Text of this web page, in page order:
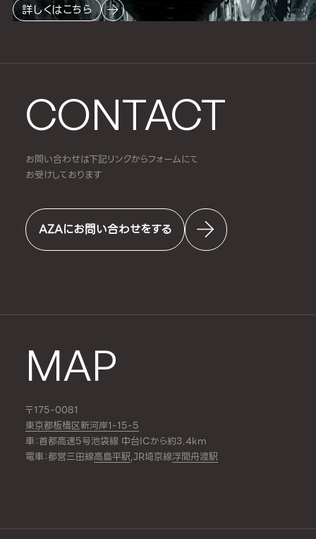
CONTACT
お問い合わせは下記リンクからフォームにて
お受けしております
AZAにお問い合わせをする
MAP
〒175-0081
東京都板橋区新河岸1-15-5
車：首都高速5号池袋線 中台ICから約3.4km
電車：都営三田線高島平駅,JR埼京線浮間舟渡駅
詳しくはこちら